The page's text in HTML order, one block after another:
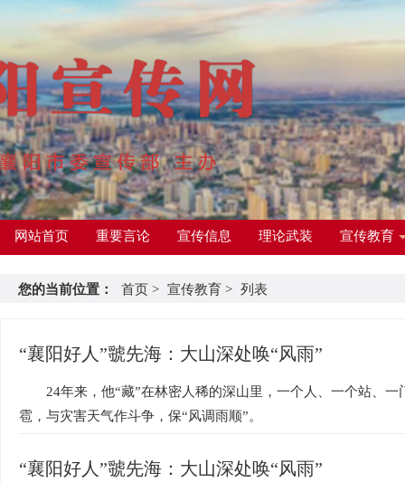
网站首页 重要言论 宣传信息 理论武装 宣传教育
您的当前位置： 首页 > 宣传教育 > 列表
“襄阳好人”虢先海：大山深处唤“风雨”
24年来，他“藏”在林密人稀的深山里，一个人、一个站、
雹，与灾害天气作斗争，保“风调雨顺”。
“襄阳好人”虢先海：大山深处唤“风雨”